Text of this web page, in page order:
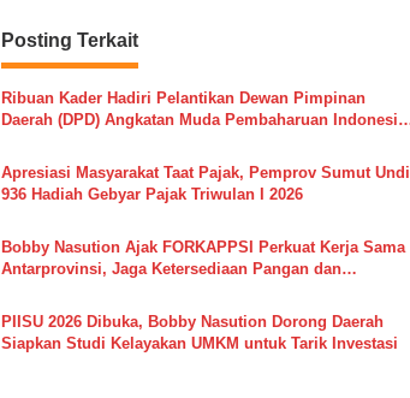
i
a
i
o
s
Posting Terkait
Ribuan Kader Hadiri Pelantikan Dewan Pimpinan
Daerah (DPD) Angkatan Muda Pembaharuan Indonesia
Apresiasi Masyarakat Taat Pajak, Pemprov Sumut Undi
936 Hadiah Gebyar Pajak Triwulan I 2026
Bobby Nasution Ajak FORKAPPSI Perkuat Kerja Sama
Antarprovinsi, Jaga Ketersediaan Pangan dan
PIISU 2026 Dibuka, Bobby Nasution Dorong Daerah
Siapkan Studi Kelayakan UMKM untuk Tarik Investasi